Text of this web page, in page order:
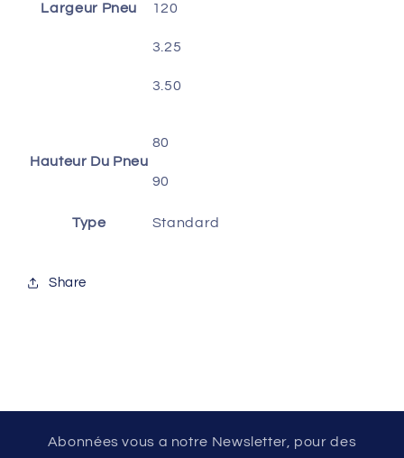
,
,
3.25-
Largeur Pneu 120
3.25
3.50
Hauteur Du Pneu
80
90
Type Standard
Share
Abonnées vous a notre Newsletter, pour des